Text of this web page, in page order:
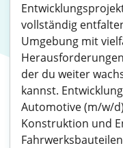
vollständig
Umgebung mit
der du weiter
kannst.
Automotive (m/w/
Konstruktion und